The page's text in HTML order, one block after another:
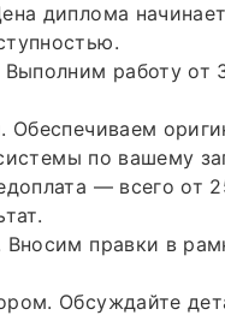
диплома
Выполним работу
Обеспечиваем
по вашему
— всего от
Вносим правки в
Обсуждайте